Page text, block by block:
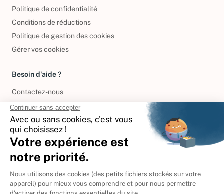
Politique de confidentialité
Conditions de réductions
Politique de gestion des cookies
Gérer vos cookies
Besoin d'aide ?
Contactez-nous
International
🇪🇸Espagne
🇮🇹Italie